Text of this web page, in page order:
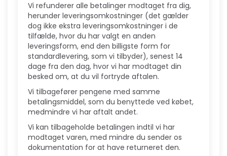
Vi refunderer alle betalinger modtaget fra dig,
herunder leveringsomkostninger (det gælder
dog ikke ekstra leveringsomkostninger i de
tilfælde, hvor du har valgt en anden
leveringsform, end den billigste form for
standardlevering, som vi tilbyder), senest 14
dage fra den dag, hvor vi har modtaget din
besked om, at du vil fortryde aftalen.
Vi tilbagefører pengene med samme
betalingsmiddel, som du benyttede ved købet,
medmindre vi har aftalt andet.
Vi kan tilbageholde betalingen indtil vi har
modtaget varen, med mindre du sender os
dokumentation for at have returneret den.